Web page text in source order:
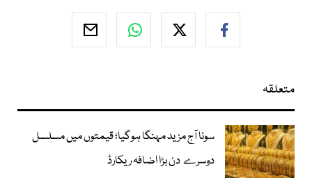
متعلقہ
سونا آج مزید مہنگا ہوگیا؛ قیمتوں میں مسلسل
دوسرے دن بڑا اضافہ ریکارڈ